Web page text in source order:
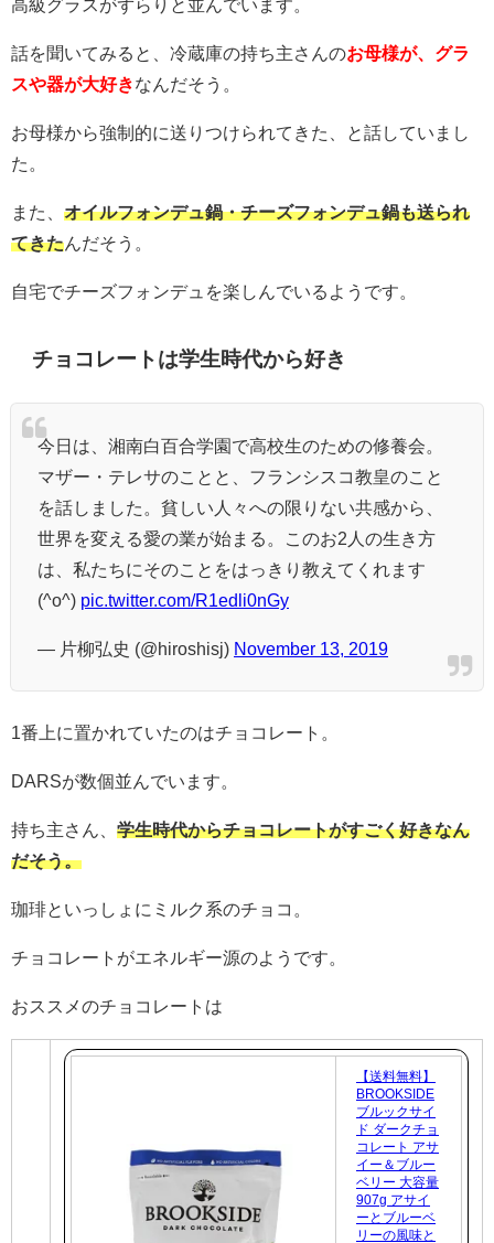
高級グラスがずらりと並んでいます。
話を聞いてみると、冷蔵庫の持ち主さんのお母様が、グラ
スや器が大好きなんだそう。
お母様から強制的に送りつけられてきた、と話していまし
た。
また、 オイルフォンデュ鍋・チーズフォンデュ鍋も送られ
てきたんだそう。
自宅でチーズフォンデュを楽しんでいるようです。
チョコレートは学生時代から好き
今日は、湘南白百合学園で高校生のための修養会。
マザー・テレサのことと、フランシスコ教皇のこと
を話しました。貧しい人々への限りない共感から、
世界を変える愛の業が始まる。このお2人の生き方
は、私たちにそのことをはっきり教えてくれます
(^o^) pic.twitter.com/R1edli0nGy
— 片柳弘史 (@hiroshisj) November 13, 2019
1番上に置かれていたのはチョコレート。
DARSが数個並んでいます。
持ち主さん、 学生時代からチョコレートがすごく好きなん
だそう。
珈琲といっしょにミルク系のチョコ。
チョコレートがエネルギー源のようです。
おススメのチョコレートは
【送料無料】
BROOKSIDE
ブルックサイ
ド ダークチョ
コレート アサ
イー＆ブルー
ベリー 大容量
907g アサイ
ーとブルーベ
リーの風味と